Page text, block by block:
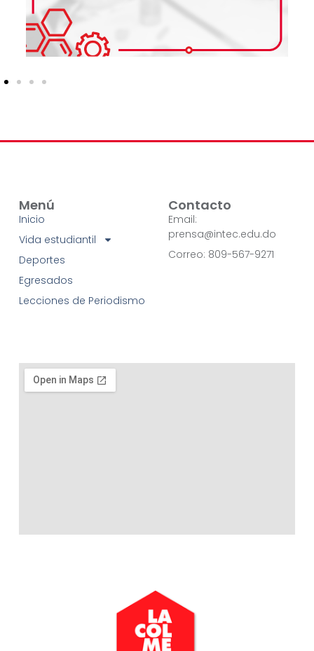
Menú
Inicio
Vida estudiantil
Deportes
Egresados
Lecciones de Periodismo
Contacto
Email:
prensa@intec.edu.do
Correo: 809-567-9271